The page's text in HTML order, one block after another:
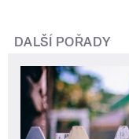
DALŠÍ POŘADY